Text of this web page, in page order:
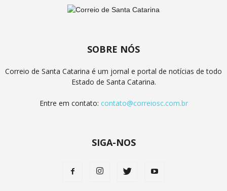
SOBRE NÓS
Correio de Santa Catarina é um jornal e portal de notícias de todo
Estado de Santa Catarina.
Entre em contato: contato@correiosc.com.br
SIGA-NOS